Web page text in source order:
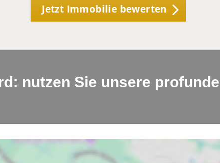
Jetzt Immobilie bewerten
nutzen Sie unsere